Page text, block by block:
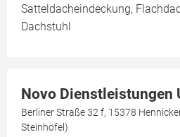
Satteldacheindeckung,
Dachstuhl
Novo Dienstleistungen
Berliner Straße 32 f, 15378
Steinhöfel)